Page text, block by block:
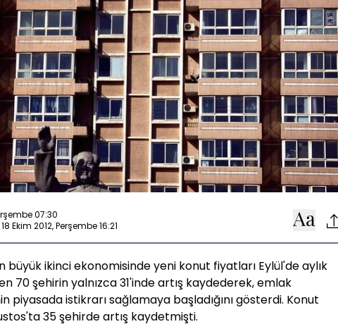
07:30
18 Ekim 2012, Perşembe 16:21
büyük ikinci ekonomisinde yeni konut fiyatları Eylül'de aylık
70 şehirin yalnızca 31'inde artış kaydederek, emlak
piyasada istikrarı sağlamaya başladığını gösterdi. Konut
35 şehirde artış kaydetmişti.